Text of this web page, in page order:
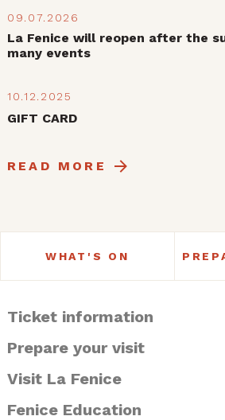
09.07.2026
La Fenice will reopen after the
many events
10.12.2025
GIFT CARD
READ MORE
WHAT'S ON
Ticket information
Prepare your visit
Visit La Fenice
Fenice Education